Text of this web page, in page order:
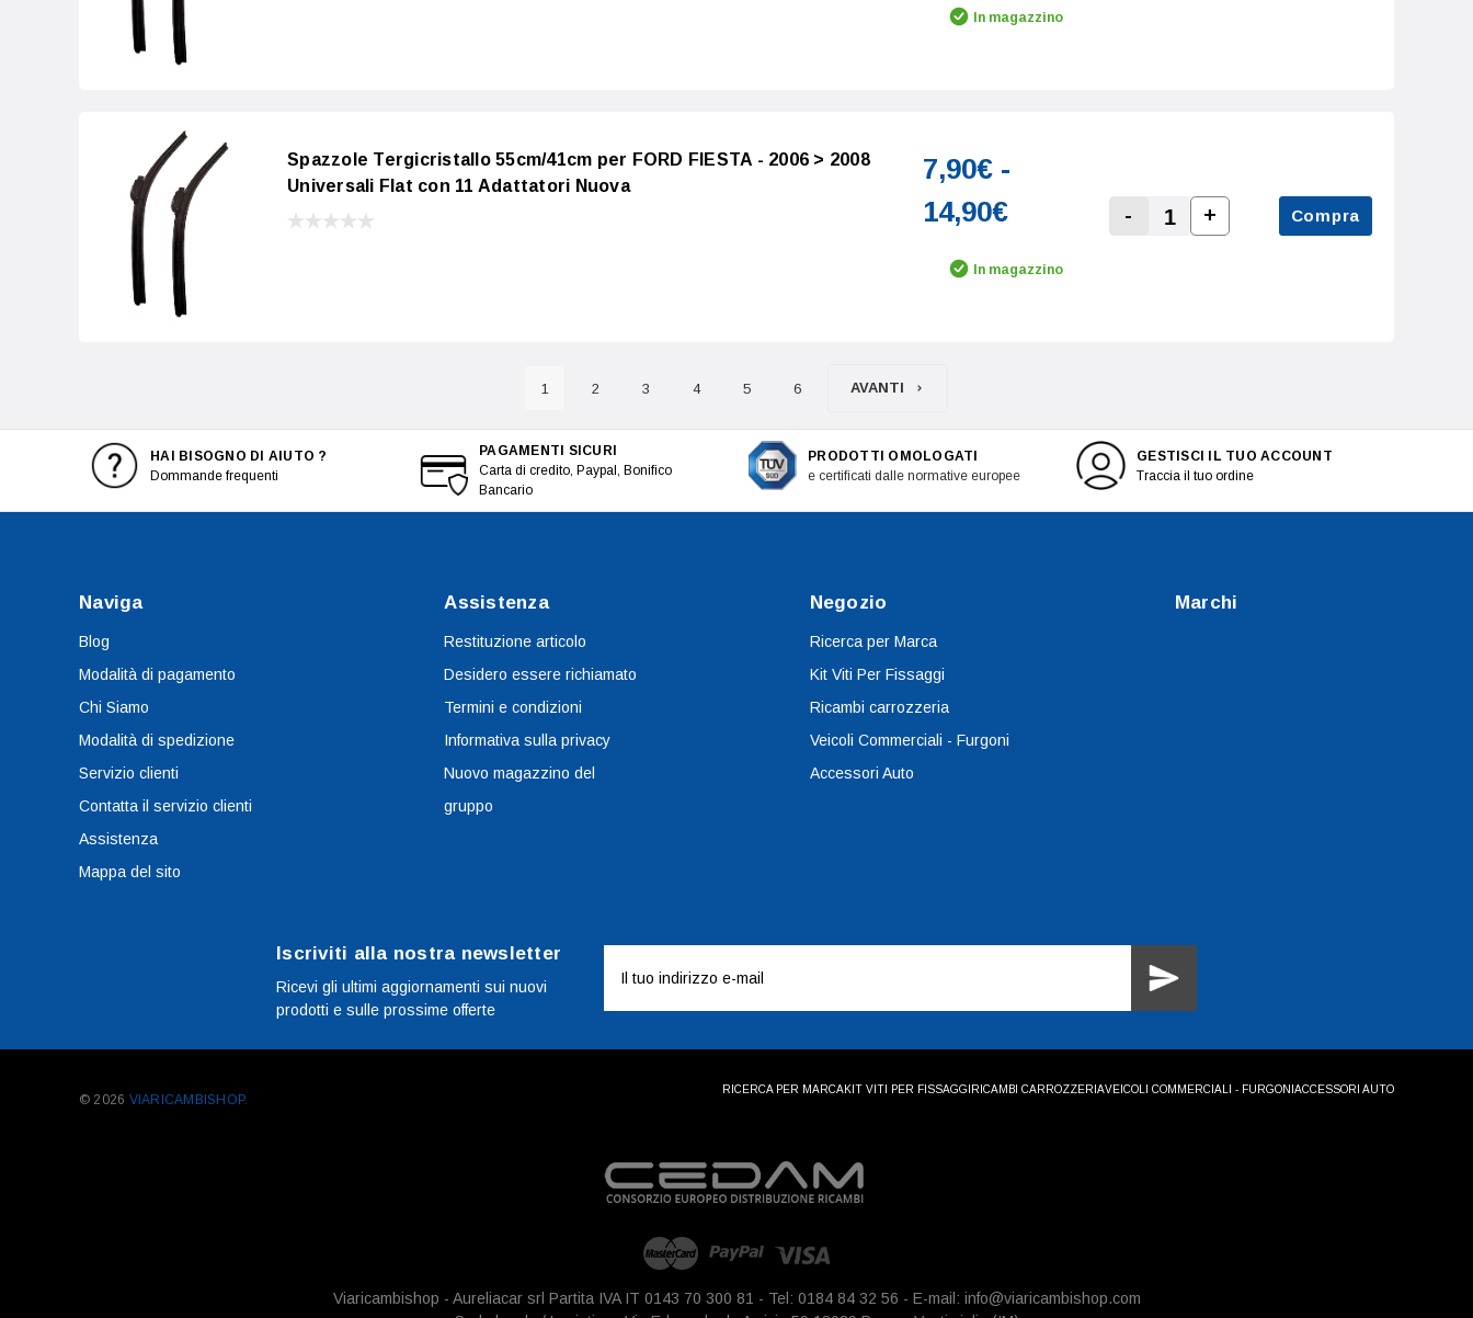
In magazzino
Spazzole Tergicristallo 55cm/41cm per FORD FIESTA - 2006 > 2008
Universali Flat con 11 Adattatori Nuova
7,90€ -
14,90€
In magazzino
Decrease Quantity:
-
Increase Quantity:
+ Compra
1 2 3 4 5 6 AVANTI
HAI BISOGNO DI AIUTO ?
Dommande frequenti
PAGAMENTI SICURI
Carta di credito, Paypal, Bonifico
Bancario
PRODOTTI OMOLOGATI
e certificati dalle normative europee
GESTISCI IL TUO ACCOUNT
Traccia il tuo ordine
Naviga
Blog
Modalità di pagamento
Chi Siamo
Modalità di spedizione
Servizio clienti
Contatta il servizio clienti
Assistenza
Mappa del sito
Assistenza
Restituzione articolo
Desidero essere richiamato
Termini e condizioni
Informativa sulla privacy
Nuovo magazzino del
gruppo
Negozio
Ricerca per Marca
Kit Viti Per Fissaggi
Ricambi carrozzeria
Veicoli Commerciali - Furgoni
Accessori Auto
Marchi
Iscriviti alla nostra newsletter
Ricevi gli ultimi aggiornamenti sui nuovi
prodotti e sulle prossime offerte
mail
© 2026 VIARICAMBISHOP.
RICERCA PER MARCAKIT VITI PER FISSAGGI RICAMBI CARROZZERIAVEICOLI COMMERCIALI - FURGONI ACCESSORI AUTO
Viaricambishop - Aureliacar srl Partita IVA IT 0143 70 300 81 - Tel: 0184 84 32 56 - E-mail: info@viaricambishop.com